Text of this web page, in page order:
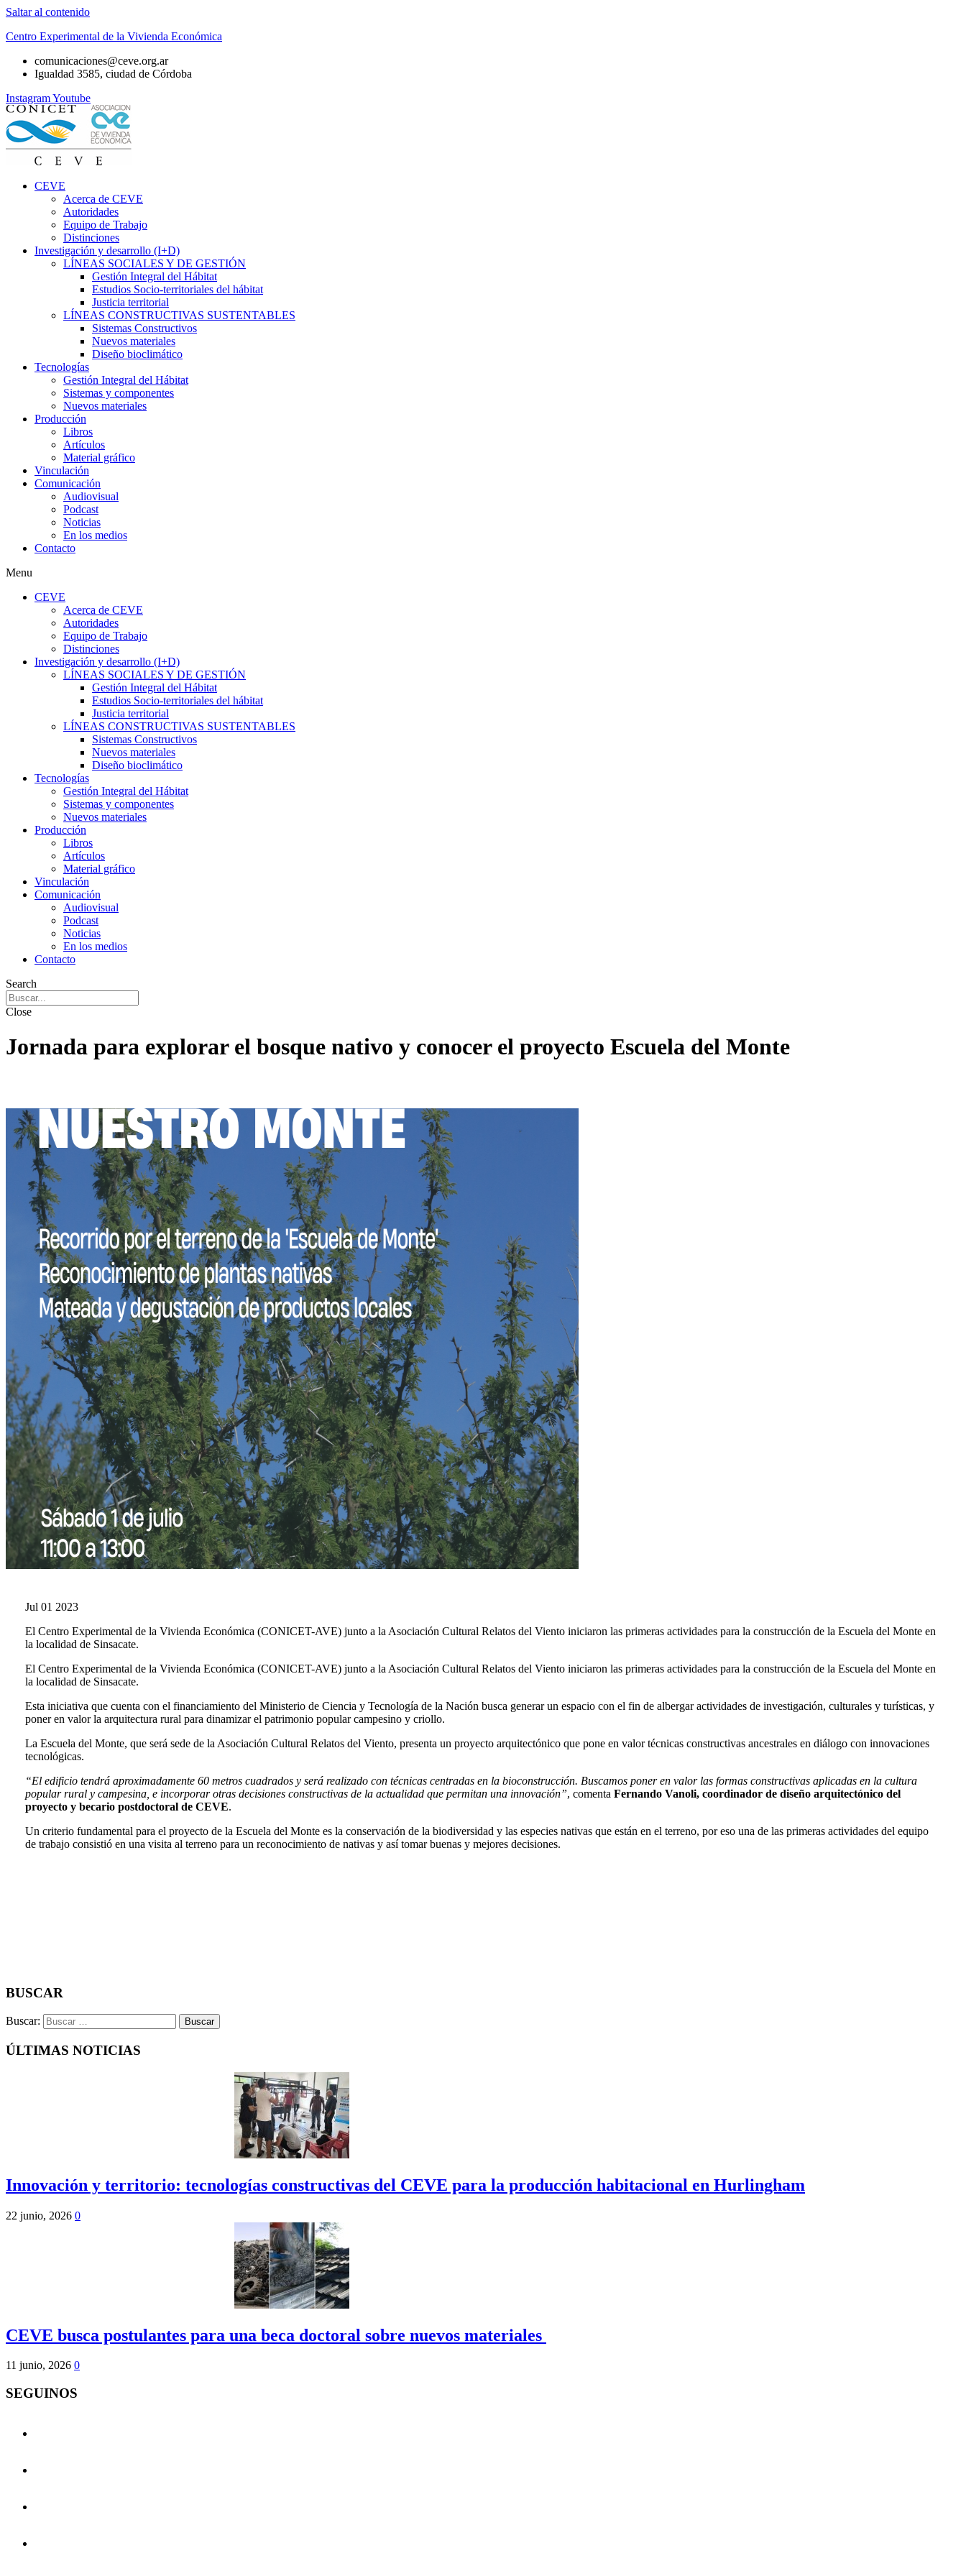
Saltar al contenido
Centro Experimental de la Vivienda Económica
comunicaciones@ceve.org.ar
Igualdad 3585, ciudad de Córdoba
InstagramYoutube
CEVE
Acerca de CEVE
Autoridades
Equipo de Trabajo
Distinciones
Investigación y desarrollo (I+D)
LÍNEAS SOCIALES Y DE GESTIÓN
Gestión Integral del Hábitat
Estudios Socio-territoriales del hábitat
Justicia territorial
LÍNEAS CONSTRUCTIVAS SUSTENTABLES
Sistemas Constructivos
Nuevos materiales
Diseño bioclimático
Tecnologías
Gestión Integral del Hábitat
Sistemas y componentes
Nuevos materiales
Producción
Libros
Artículos
Material gráfico
Vinculación
Comunicación
Audiovisual
Podcast
Noticias
En los medios
Contacto
Menu
CEVE
Acerca de CEVE
Autoridades
Equipo de Trabajo
Distinciones
Investigación y desarrollo (I+D)
LÍNEAS SOCIALES Y DE GESTIÓN
Gestión Integral del Hábitat
Estudios Socio-territoriales del hábitat
Justicia territorial
LÍNEAS CONSTRUCTIVAS SUSTENTABLES
Sistemas Constructivos
Nuevos materiales
Diseño bioclimático
Tecnologías
Gestión Integral del Hábitat
Sistemas y componentes
Nuevos materiales
Producción
Libros
Artículos
Material gráfico
Vinculación
Comunicación
Audiovisual
Podcast
Noticias
En los medios
Contacto
Search
Close
Jornada para explorar el bosque nativo y conocer el proyecto Escuela del Monte
Jul 01 2023
El Centro Experimental de la Vivienda Económica (CONICET-AVE) junto a la Asociación Cultural Relatos del Viento iniciaron las primeras actividades para la construcción de la Escuela del Monte en
la localidad de Sinsacate.
El Centro Experimental de la Vivienda Económica (CONICET-AVE) junto a la Asociación Cultural Relatos del Viento iniciaron las primeras actividades para la construcción de la Escuela del Monte en
la localidad de Sinsacate.
Esta iniciativa que cuenta con el financiamiento del Ministerio de Ciencia y Tecnología de la Nación busca generar un espacio con el fin de albergar actividades de investigación, culturales y turísticas, y
poner en valor la arquitectura rural para dinamizar el patrimonio popular campesino y criollo.
La Escuela del Monte, que será sede de la Asociación Cultural Relatos del Viento, presenta un proyecto arquitectónico que pone en valor técnicas constructivas ancestrales en diálogo con innovaciones
tecnológicas.
“El edificio tendrá aproximadamente 60 metros cuadrados y será realizado con técnicas centradas en la bioconstrucción. Buscamos poner en valor las formas constructivas aplicadas en la cultura
popular rural y campesina, e incorporar otras decisiones constructivas de la actualidad que permitan una innovación”, comenta Fernando Vanoli, coordinador de diseño arquitectónico del
proyecto y becario postdoctoral de CEVE.
Un criterio fundamental para el proyecto de la Escuela del Monte es la conservación de la biodiversidad y las especies nativas que están en el terreno, por eso una de las primeras actividades del equipo
de trabajo consistió en una visita al terreno para un reconocimiento de nativas y así tomar buenas y mejores decisiones.
BUSCAR
Buscar:
ÚLTIMAS NOTICIAS
Innovación y territorio: tecnologías constructivas del CEVE para la producción habitacional en Hurlingham
22 junio, 2026 0
CEVE busca postulantes para una beca doctoral sobre nuevos materiales
11 junio, 2026 0
SEGUINOS